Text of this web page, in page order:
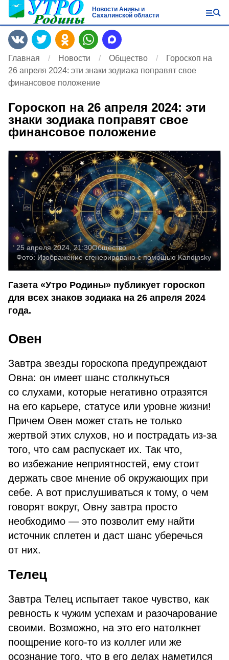
Новости Анивы и
Сахалинской области
Главная Новости Общество
Гороскоп на
26 апреля 2024: эти знаки зодиака поправят свое
финансовое положение
Гороскоп на 26 апреля 2024: эти
знаки зодиака поправят свое
финансовое положение
25 апреля 2024, 21:30Общество
Фото: Изображение сгенерировано с помощью Kandinsky
Газета «Утро Родины» публикует гороскоп
для всех знаков зодиака на 26 апреля 2024
года.
Овен
Завтра звезды гороскопа предупреждают
Овна: он имеет шанс столкнуться
со слухами, которые негативно отразятся
на его карьере, статусе или уровне жизни!
Причем Овен может стать не только
жертвой этих слухов, но и пострадать из-за
того, что сам распускает их. Так что,
во избежание неприятностей, ему стоит
держать свое мнение об окружающих при
себе. А вот прислушиваться к тому, о чем
говорят вокруг, Овну завтра просто
необходимо — это позволит ему найти
источник сплетен и даст шанс уберечься
от них.
Телец
Завтра Телец испытает такое чувство, как
ревность к чужим успехам и разочарование
своими. Возможно, на это его натолкнет
поощрение кого-то из коллег или же
осознание того, что в его делах наметился